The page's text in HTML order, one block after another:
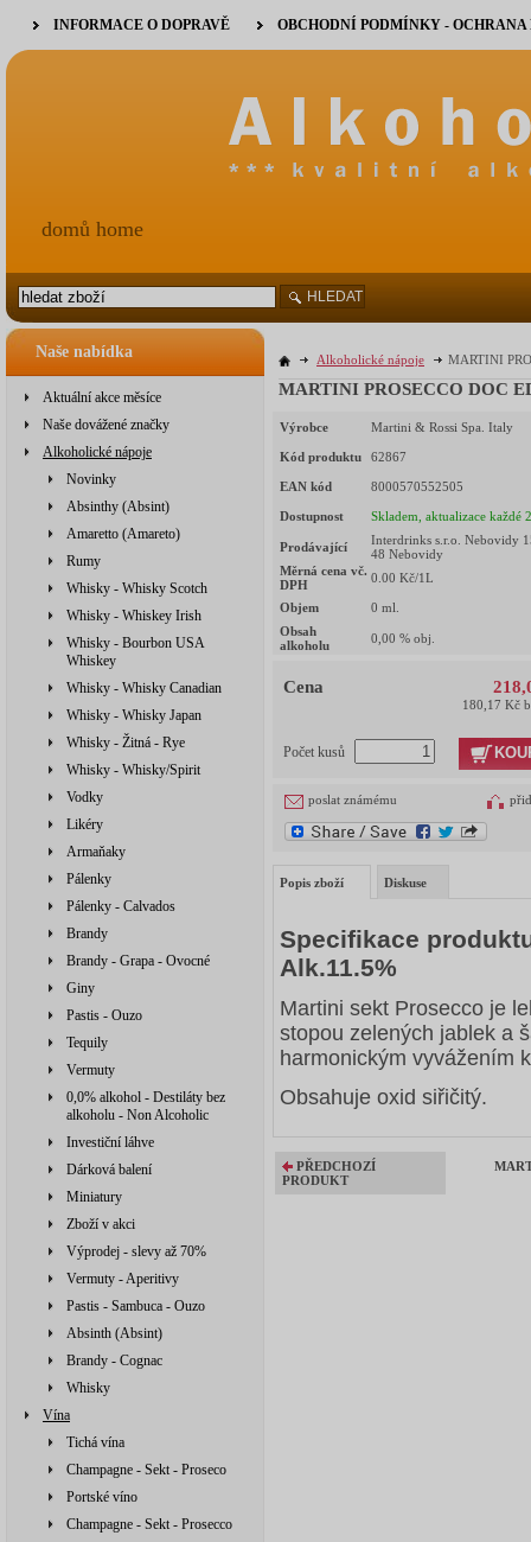
Naše nabídka
Aktuální akce měsíce
Naše dovážené značky
Alkoholické nápoje
Novinky
Absinthy (Absint)
Amaretto (Amareto)
Rumy
Whisky - Whisky Scotch
Whisky - Whiskey Irish
Whisky - Bourbon USA
Whiskey
Whisky - Whisky Canadian
Whisky - Whisky Japan
Whisky - Žitná - Rye
Whisky - Whisky/Spirit
Vodky
Likéry
Armaňaky
Pálenky
Pálenky - Calvados
Brandy
Brandy - Grapa - Ovocné
Giny
Pastis - Ouzo
Tequily
Vermuty
0,0% alkohol - Destiláty bez
alkoholu - Non Alcoholic
Investiční láhve
Dárková balení
Miniatury
Zboží v akci
Výprodej - slevy až 70%
Vermuty - Aperitivy
Pastis - Sambuca - Ouzo
Absinth (Absint)
Brandy - Cognac
Whisky
Vína
Tichá vína
Champagne - Sekt - Proseco
Portské víno
Champagne - Sekt - Prosecco
Alkoholické nápoje MARTINI
MARTINI PROSECCO DOC
Výrobce Martini & Rossi Spa. Italy
Kód produktu 62867
EAN kód 8000570552505
Dostupnost Skladem, aktualizace každé
Prodávající
Interdrinks s.r.o. Nebovidy
48 Nebovidy
Měrná cena vč.
DPH
0.00 Kč/1L
Objem 0 ml.
Obsah
alkoholu
0,00 % obj.
Cena
180,17 Kč
Počet kusů
poslat známému
Popis zboží Diskuse
Specifikace
Alk.11.5%
Martini sekt Prosecco je
stopou zelených jablek a
harmonickým vyvážením
Obsahuje oxid siřičitý.
PŘEDCHOZÍ
PRODUKT
INFORMACE O DOPRAVĚ OBCHODNÍ PODMÍNKY -
domů home
HLEDAT